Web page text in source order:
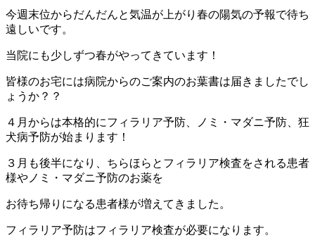
今週末位からだんだんと気温が上がり春の陽気の予報で待ち
遠しいです。
当院にも少しずつ春がやってきています！
皆様のお宅には病院からのご案内のお葉書は届きましたでし
ょうか？？
４月からは本格的にフィラリア予防、ノミ・マダニ予防、狂
犬病予防が始まります！
３月も後半になり、ちらほらとフィラリア検査をされる患者
様やノミ・マダニ予防のお薬を
お待ち帰りになる患者様が増えてきました。
フィラリア予防はフィラリア検査が必要になります。